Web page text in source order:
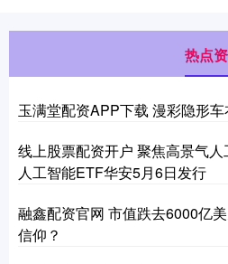
热点
玉满堂配资APP下载 漫彩隐形
线上股票配资开户 聚焦高景气
人工智能ETF华安5月6日发行
融鑫配资官网 市值跌去6000亿
信仰？